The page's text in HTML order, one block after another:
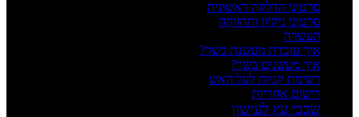
סרטוני הדלקה ראשונית
סרטוני ניקיון ותחזוקה
העשרה
איך עובדת מעשנת בשר?
איך מעשנים בשר?
רשימת קניות לעל האש
רישום אחריות
שבבי עץ לעישון